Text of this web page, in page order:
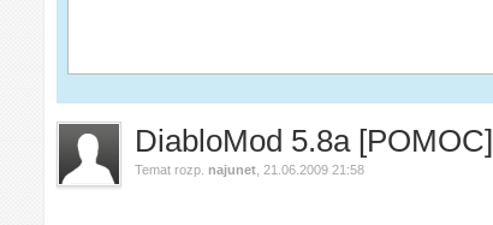
DiabloMod 5.8a [POMOC]
Temat rozp.najunet 21.06.2009 21:58